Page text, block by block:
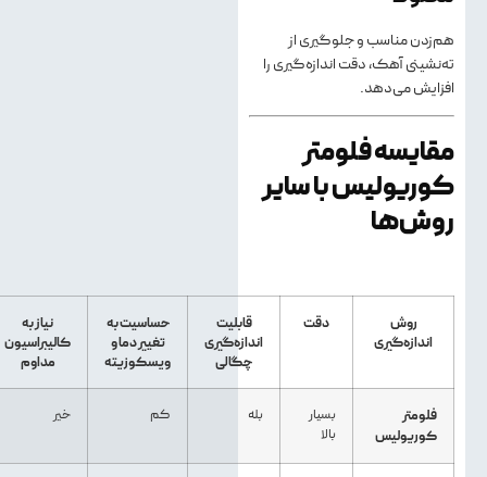
هم‌زدن مناسب و جلوگیری از
ته‌نشینی آهک، دقت اندازه‌گیری را
افزایش می‌دهد.
مقایسه فلومتر
کوریولیس با سایر
روش‌ها
روش
اندازه‌گیری
دقت
قابلیت
اندازه‌گیری
چگالی
حساسیت به
تغییر دما و
ویسکوزیته
نیاز به
کالیبراسیون
مداوم
فلومتر
کوریولیس
بسیار
بالا
بله کم خیر